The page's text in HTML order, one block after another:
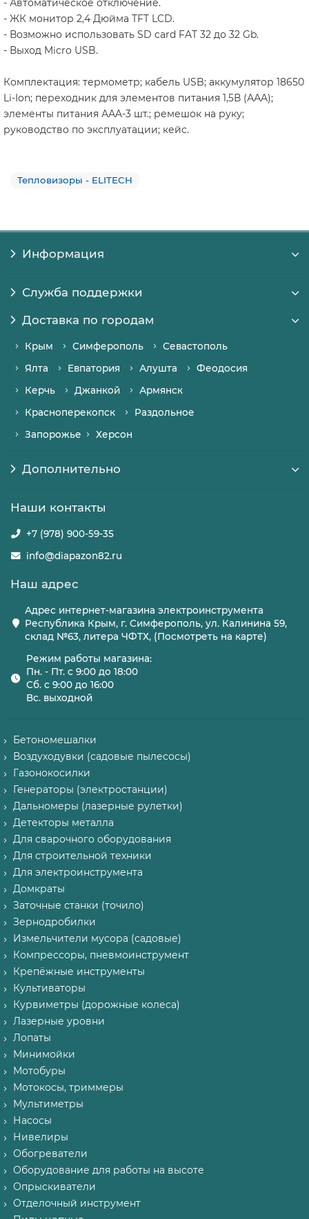
- Автоматическое отключение.
- ЖК монитор 2,4 Дюйма TFT LCD.
- Возможно использовать SD card FAT 32 до 32 Gb.
- Выход Micro USB.
Комплектация: термометр; кабель USB; аккумулятор 18650
Li-Ion; переходник для элементов питания 1,5В (ААA);
элементы питания ААA-3 шт.; ремешок на руку;
руководство по эксплуатации; кейс.
Тепловизоры - ELITECH
Информация
Служба поддержки
Доставка по городам
Крым Симферополь
Севастополь
Ялта
Евпатория Алушта
Феодосия
Керчь
Джанкой
Армянск
Красноперекопск
Раздольное
Запорожье
Херсон
Дополнительно
Наши контакты
+7 (978) 900-59-35
info@diapazon82.ru
Наш адрес
Адрес интернет-магазина электроинструмента
Республика Крым, г. Симферополь, ул. Калинина 59,
склад №63, литера ЧФТХ, (Посмотреть на карте)
Режим работы магазина:
Пн. - Пт. с 9:00 до 18:00
Сб. с 9:00 до 16:00
Вс. выходной
Бетономешалки
Воздуходувки (садовые пылесосы)
Газонокосилки
Генераторы (электростанции)
Дальномеры (лазерные рулетки)
Детекторы металла
Для сварочного оборудования
Для строительной техники
Для электроинструмента
Домкраты
Заточные станки (точило)
Зернодробилки
Измельчители мусора (садовые)
Компрессоры, пневмоинструмент
Крепёжные инструменты
Культиваторы
Курвиметры (дорожные колеса)
Лазерные уровни
Лопаты
Минимойки
Мотобуры
Мотокосы, триммеры
Мультиметры
Насосы
Нивелиры
Обогреватели
Оборудование для работы на высоте
Опрыскиватели
Отделочный инструмент